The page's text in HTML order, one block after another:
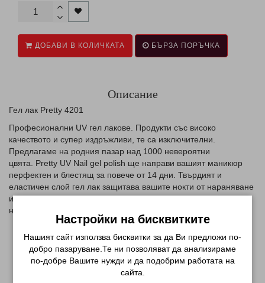
ДОБАВИ В КОЛИЧКАТА БЪРЗА ПОРЪЧКА
Описание
Гел лак Pretty 4201
Професионални UV гел лаковe. Продукти със високо
качеството и супер издръжливи, те са изключителни.
Предлагаме на родния пазар над 1000 невероятни
цвята. Pretty UV Nail gel polish ще направи вашият маникюр
перфектен и блестящ за повече от 14 дни. Твърдият и
еластичен слой гел лак защитава вашите нокти от нараняване
и чупене. Този тъмен брокат в цвят бордо ще придаде на
ноктите ви изисканост и стил .
СВЪРЗАНИ ПРОДУКТИ
Настройки на бисквитките
Нашият сайт използва бисквитки за да Ви предложи по-
добро пазаруване.Те ни позволяват да анализираме
по-добре Вашите нужди и да подобрим работата на
сайта.